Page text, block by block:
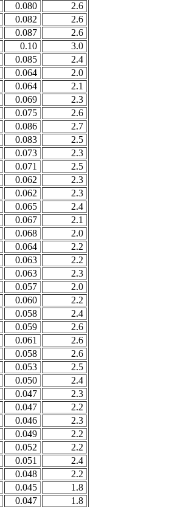
0.080
2.6
0.082
2.6
0.087
2.6
0.10
3.0
0.085
2.4
0.064
2.0
0.064
2.1
0.069
2.3
0.075
2.6
0.086
2.7
0.083
2.5
0.073
2.3
0.071
2.5
0.062
2.3
0.062
2.3
0.065
2.4
0.067
2.1
0.068
2.0
0.064
2.2
0.063
2.2
0.063
2.3
0.057
2.0
0.060
2.2
0.058
2.4
0.059
2.6
0.061
2.6
0.058
2.6
0.053
2.5
0.050
2.4
0.047
2.3
0.047
2.2
0.046
2.3
0.049
2.2
0.052
2.2
0.051
2.4
0.048
2.2
0.045
1.8
0.047
1.8